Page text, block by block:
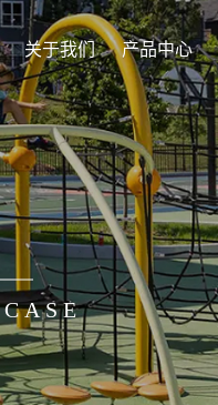
关于我们 产品中心